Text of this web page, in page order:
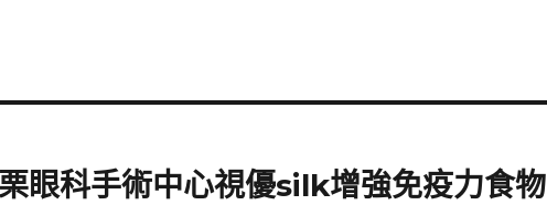
眼科手術中心視優silk增強免疫力食物